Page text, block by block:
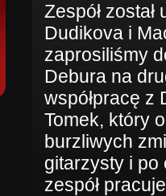
Zespół
Dudikova i
zaprosiliśmy
Debura na
współpracę z
Tomek, który
burzliwych
gitarzysty i po
zespół